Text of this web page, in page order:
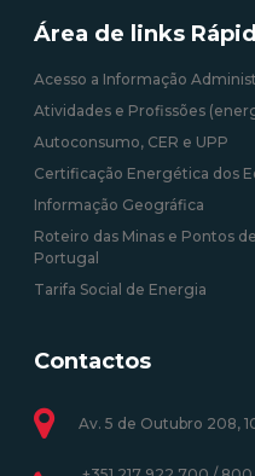
Área de links
Acesso a Informação
Atividades e Profissões
Autoconsumo, CER e UPP
Certificação Energética dos
Informação Geográfica
Roteiro das Minas e Pontos
Portugal
Tarifa Social de Energia
Contactos
Av. 5 de Outubro 208,